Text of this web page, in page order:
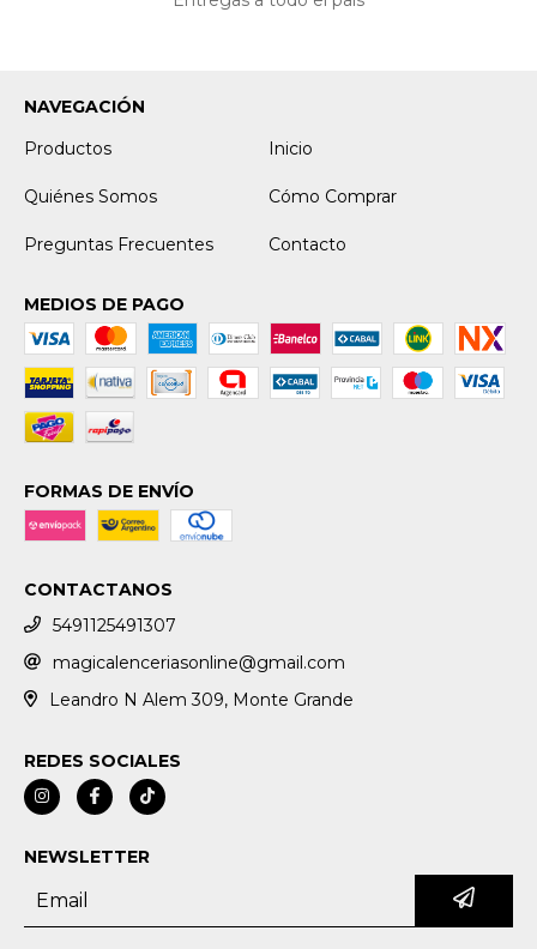
NAVEGACIÓN
Productos
Inicio
Quiénes Somos Cómo Comprar
Preguntas Frecuentes Contacto
MEDIOS DE PAGO
FORMAS DE ENVÍO
CONTACTANOS
5491125491307
magicalenceriasonline@gmail.com
Leandro N Alem 309, Monte Grande
REDES SOCIALES
NEWSLETTER